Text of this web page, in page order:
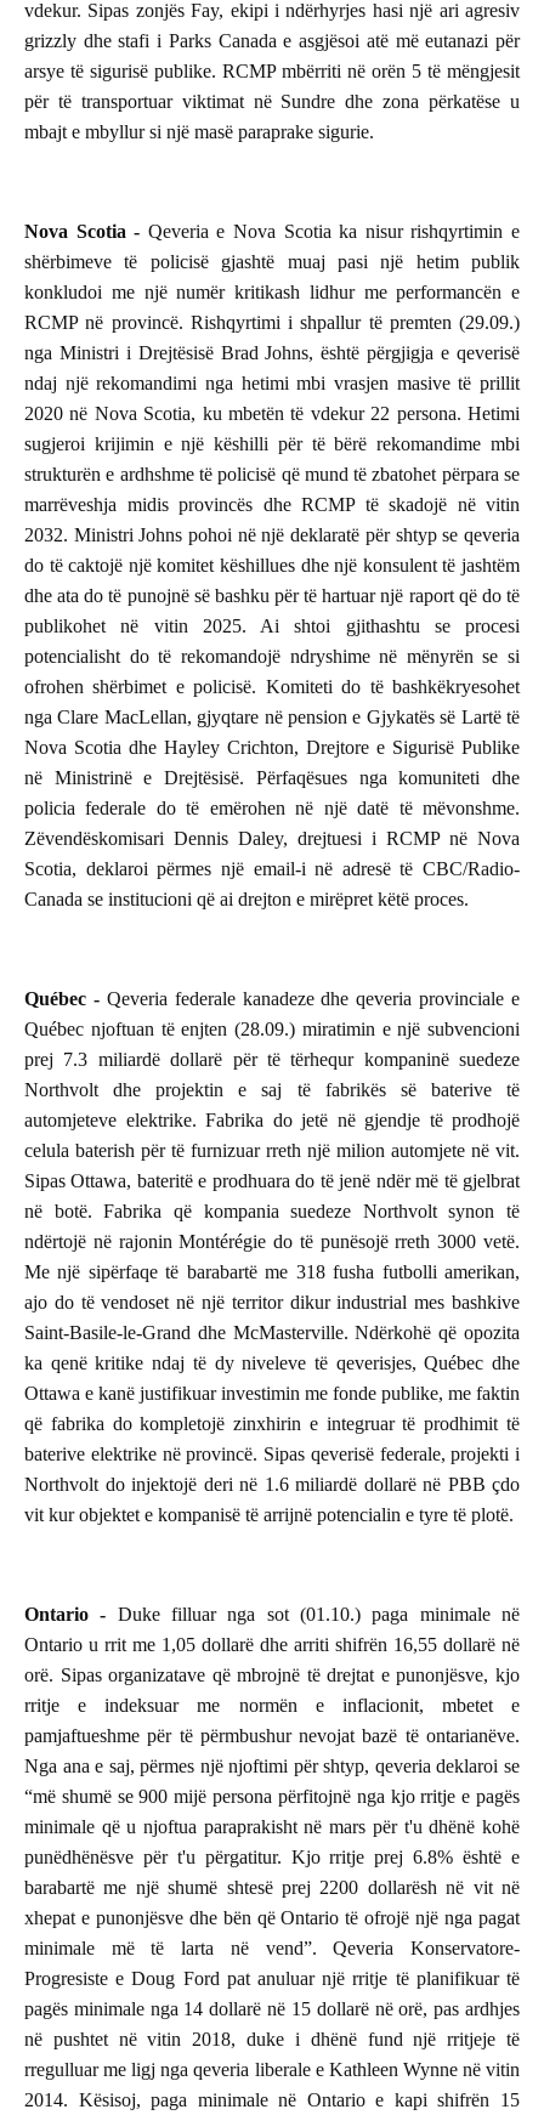
vdekur. Sipas zonjës Fay, ekipi i ndërhyrjes hasi një ari agresiv
grizzly dhe stafi i Parks Canada e asgjësoi atë më eutanazi për
arsye të sigurisë publike. RCMP mbërriti në orën 5 të mëngjesit
për të transportuar viktimat në Sundre dhe zona përkatëse u
mbajt e mbyllur si një masë paraprake sigurie.
Nova Scotia - Qeveria e Nova Scotia ka nisur rishqyrtimin e
shërbimeve të policisë gjashtë muaj pasi një hetim publik
konkludoi me një numër kritikash lidhur me performancën e
RCMP në provincë. Rishqyrtimi i shpallur të premten (29.09.)
nga Ministri i Drejtësisë Brad Johns, është përgjigja e qeverisë
ndaj një rekomandimi nga hetimi mbi vrasjen masive të prillit
2020 në Nova Scotia, ku mbetën të vdekur 22 persona. Hetimi
sugjeroi krijimin e një këshilli për të bërë rekomandime mbi
strukturën e ardhshme të policisë që mund të zbatohet përpara se
marrëveshja midis provincës dhe RCMP të skadojë në vitin
2032. Ministri Johns pohoi në një deklaratë për shtyp se qeveria
do të caktojë një komitet këshillues dhe një konsulent të jashtëm
dhe ata do të punojnë së bashku për të hartuar një raport që do të
publikohet në vitin 2025. Ai shtoi gjithashtu se procesi
potencialisht do të rekomandojë ndryshime në mënyrën se si
ofrohen shërbimet e policisë. Komiteti do të bashkëkryesohet
nga Clare MacLellan, gjyqtare në pension e Gjykatës së Lartë të
Nova Scotia dhe Hayley Crichton, Drejtore e Sigurisë Publike
në Ministrinë e Drejtësisë. Përfaqësues nga komuniteti dhe
policia federale do të emërohen në një datë të mëvonshme.
Zëvendëskomisari Dennis Daley, drejtuesi i RCMP në Nova
Scotia, deklaroi përmes një email-i në adresë të CBC/Radio-
Canada se institucioni që ai drejton e mirëpret këtë proces.
Québec -Qeveria federale kanadeze dhe qeveria provinciale e
Québec njoftuan të enjten (28.09.) miratimin e një subvencioni
prej 7.3 miliardë dollarë për të tërhequr kompaninë suedeze
Northvolt dhe projektin e saj të fabrikës së baterive të
automjeteve elektrike. Fabrika do jetë në gjendje të prodhojë
celula baterish për të furnizuar rreth një milion automjete në vit.
Sipas Ottawa, bateritë e prodhuara do të jenë ndër më të gjelbrat
në botë. Fabrika që kompania suedeze Northvolt synon të
ndërtojë në rajonin Montérégie do të punësojë rreth 3000 vetë.
Me një sipërfaqe të barabartë me 318 fusha futbolli amerikan,
ajo do të vendoset në një territor dikur industrial mes bashkive
Saint-Basile-le-Grand dhe McMasterville. Ndërkohë që opozita
ka qenë kritike ndaj të dy niveleve të qeverisjes, Québec dhe
Ottawa e kanë justifikuar investimin me fonde publike, me faktin
që fabrika do kompletojë zinxhirin e integruar të prodhimit të
baterive elektrike në provincë. Sipas qeverisë federale, projekti i
Northvolt do injektojë deri në 1.6 miliardë dollarë në PBB çdo
vit kur objektet e kompanisë të arrijnë potencialin e tyre të plotë.
Ontario - Duke filluar nga sot (01.10.) paga minimale në
Ontario u rrit me 1,05 dollarë dhe arriti shifrën 16,55 dollarë në
orë. Sipas organizatave që mbrojnë të drejtat e punonjësve, kjo
rritje e indeksuar me normën e inflacionit, mbetet e
pamjaftueshme për të përmbushur nevojat bazë të ontarianëve.
Nga ana e saj, përmes një njoftimi për shtyp, qeveria deklaroi se
“më shumë se 900 mijë persona përfitojnë nga kjo rritje e pagës
minimale që u njoftua paraprakisht në mars për t'u dhënë kohë
punëdhënësve për t'u përgatitur. Kjo rritje prej 6.8% është e
barabartë me një shumë shtesë prej 2200 dollarësh në vit në
xhepat e punonjësve dhe bën që Ontario të ofrojë një nga pagat
minimale më të larta në vend”. Qeveria Konservatore-
Progresiste e Doug Ford pat anuluar një rritje të planifikuar të
pagës minimale nga 14 dollarë në 15 dollarë në orë, pas ardhjes
në pushtet në vitin 2018, duke i dhënë fund një rritjeje të
rregulluar me ligj nga qeveria liberale e Kathleen Wynne në vitin
2014. Kësisoj, paga minimale në Ontario e kapi shifrën 15